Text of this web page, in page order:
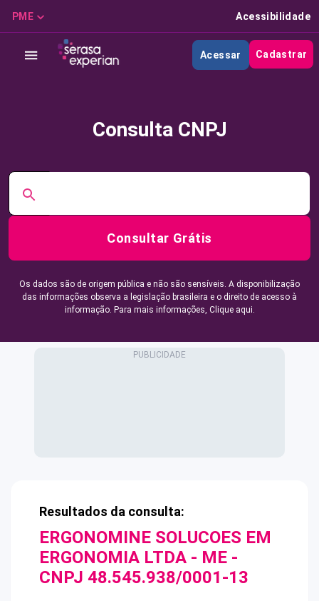
PME Acessibilidade
Acessar Cadastrar
Consulta CNPJ
Consultar Grátis
Os dados são de origem pública e não são sensíveis. A disponibilização
das informações observa a legislação brasileira e o direito de acesso à
informação. Para mais informações, Clique aqui.
Resultados da consulta:
ERGONOMINE SOLUCOES EM
ERGONOMIA LTDA - ME -
CNPJ 48.545.938/0001-13